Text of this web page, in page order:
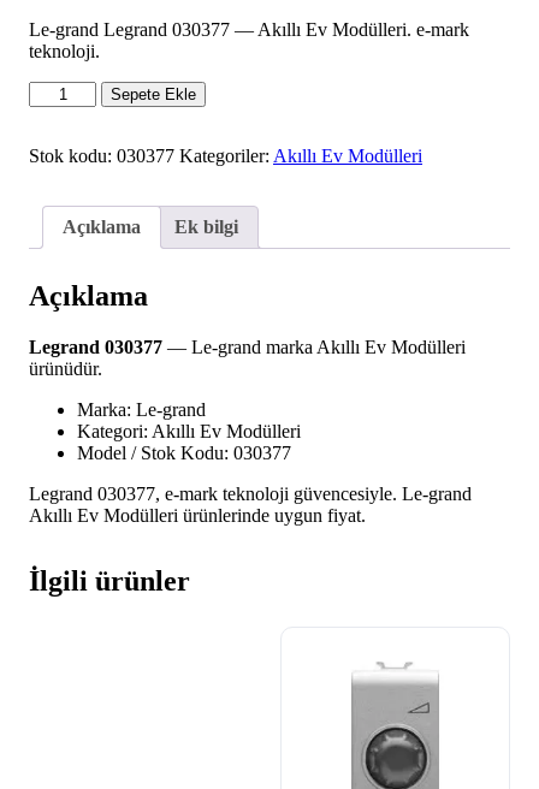
Le-grand Legrand 030377 — Akıllı Ev Modülleri. e-mark
teknoloji.
Legrand
030377
Sepete Ekle
Stok kodu: 030377 Kategoriler: Akıllı Ev Modülleri
Açıklama Ek bilgi
Açıklama
Legrand 030377 — Le-grand marka Akıllı Ev Modülleri
ürünüdür.
Marka: Le-grand
Kategori: Akıllı Ev Modülleri
Model / Stok Kodu: 030377
Legrand 030377, e-mark teknoloji güvencesiyle. Le-grand
Akıllı Ev Modülleri ürünlerinde uygun fiyat.
İlgili ürünler